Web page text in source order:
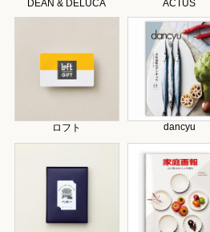
DEAN & DELUCA ACTUS
ロフト dancyu